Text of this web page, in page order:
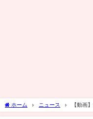
ホーム ニュース
【動画
ｗ